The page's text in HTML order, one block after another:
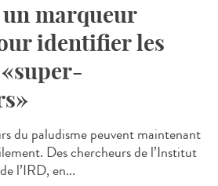
marqueur
identifier les
du paludisme peuvent maintenant
Des chercheurs de l’Institut
l’IRD, en...